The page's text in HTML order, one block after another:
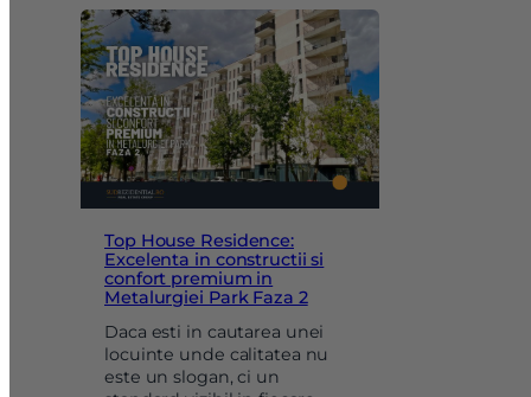
Top House Residence:
Excelenta in constructii si
confort premium in
Metalurgiei Park Faza 2
Daca esti in cautarea unei
locuinte unde calitatea nu
este un slogan, ci un